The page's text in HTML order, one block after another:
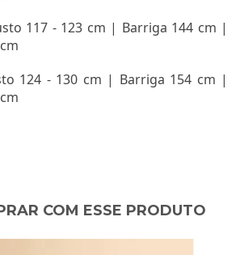
117 - 123 cm | Barriga 144 cm |
124 - 130 cm | Barriga 154 cm |
COM ESSE PRODUTO